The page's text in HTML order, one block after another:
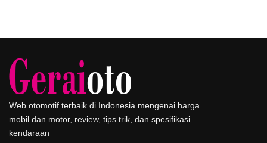
Web otomotif terbaik di Indonesia mengenai harga
mobil dan motor, review, tips trik, dan spesifikasi
kendaraan